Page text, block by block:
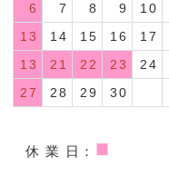
6
7 8 9 10
13
14 15 16 17
13
21 22 23 24
27
28 29 30
休 業 日： ■